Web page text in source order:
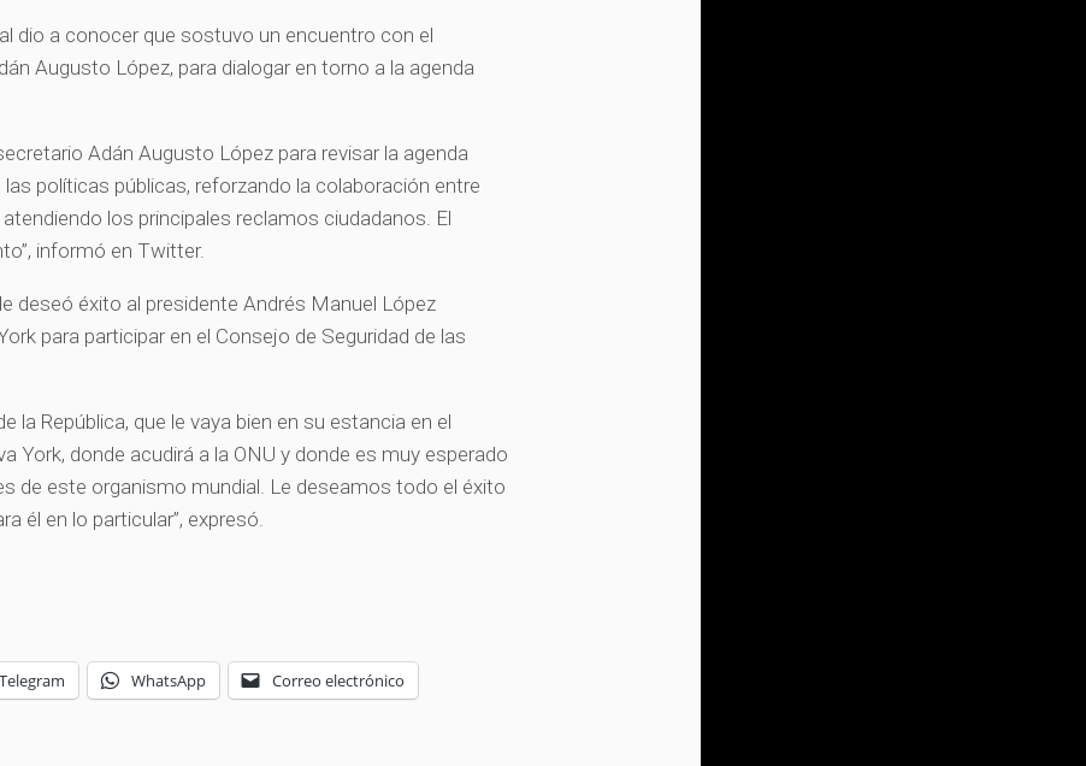
dio a conocer que sostuvo un encuentro con el
Augusto López, para dialogar en torno a la agenda
Adán Augusto López para revisar la agenda
las políticas públicas, reforzando la colaboración entre
los principales reclamos ciudadanos. El
informó en Twitter.
deseó éxito al presidente Andrés Manuel López
para participar en el Consejo de Seguridad de las
la República, que le vaya bien en su estancia en el
York, donde acudirá a la ONU y donde es muy esperado
de este organismo mundial. Le deseamos todo el éxito
él en lo particular”, expresó.
Telegram WhatsApp Correo electrónico